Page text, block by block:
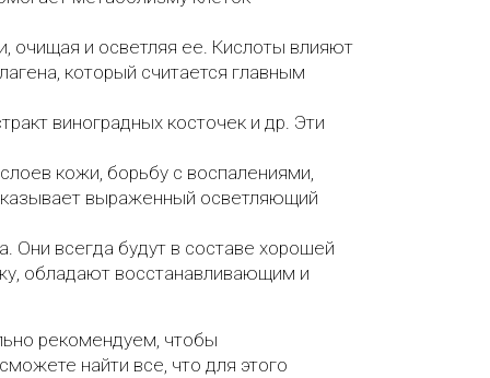
очищая и осветляя ее. Кислоты влияют
который считается главным
виноградных косточек и др. Эти
кожи, борьбу с воспалениями,
выраженный осветляющий
всегда будут в составе хорошей
обладают восстанавливающим и
рекомендуем, чтобы
найти все, что для этого